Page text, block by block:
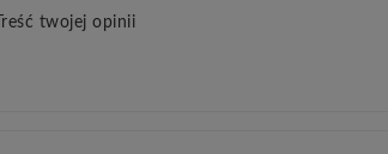
Treść twojej opinii